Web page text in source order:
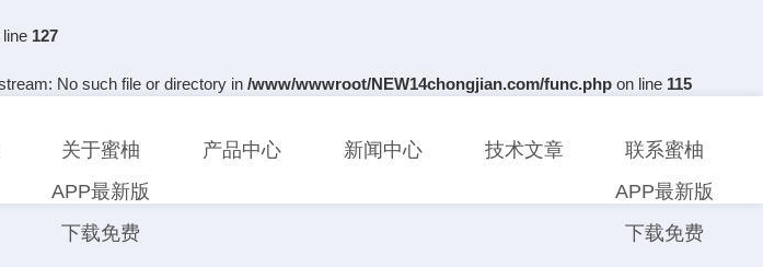
127
No such file or directory in /www/wwwroot/NEW14chongjian.com/func.php on line 115
关于蜜柚
APP最新版
下载免费
产品中心 新闻中心 技术文章
联系蜜柚
APP最新版
下载免费